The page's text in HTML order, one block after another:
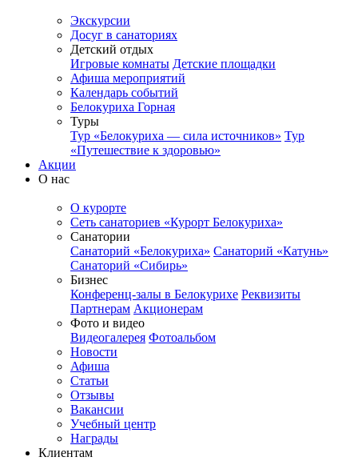
Экскурсии
Досуг в санаториях
Детский отдых
Игровые комнаты Детские площадки
Афиша мероприятий
Календарь событий
Белокуриха Горная
Туры
Тур «Белокуриха — сила источников» Тур
«Путешествие к здоровью»
Акции
О нас
О курорте
Сеть санаториев «Курорт Белокуриха»
Санатории
Санаторий «Белокуриха» Санаторий «Катунь»
Санаторий «Сибирь»
Бизнес
Конференц-залы в Белокурихе Реквизиты
Партнерам Акционерам
Фото и видео
Видеогалерея Фотоальбом
Новости
Афиша
Статьи
Отзывы
Вакансии
Учебный центр
Награды
Клиентам